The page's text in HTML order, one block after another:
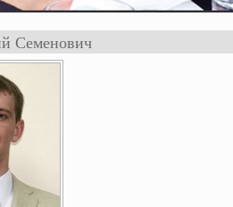
Семенович